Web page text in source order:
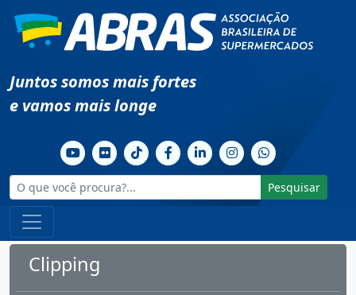
Juntos somos mais fortes
e vamos mais longe
Pesquisar
Clipping